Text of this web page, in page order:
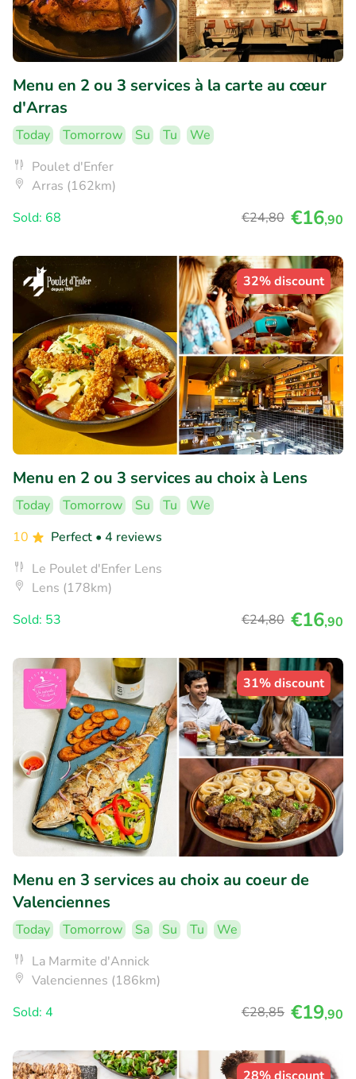
Menu en 2 ou 3 services à la carte au cœur
d'Arras
Today Tomorrow Su Tu
We
Poulet d'Enfer
Arras (162km)
Sold: 68
€24,80 €16,90
32% discount
Menu en 2 ou 3 services au choix à Lens
Today Tomorrow Su Tu
We
10
Perfect • 4 reviews
Le Poulet d'Enfer Lens
Lens (178km)
Sold: 53
€24,80 €16,90
31% discount
Menu en 3 services au choix au coeur de
Valenciennes
Today Tomorrow Sa Su Tu
We
La Marmite d'Annick
Valenciennes (186km)
Sold: 4
€28,85 €19,90
28% discount